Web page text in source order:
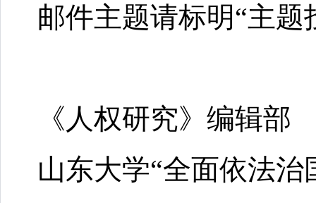
邮件主题请标明“主
《人权研究》编辑部
山东大学“全面依法